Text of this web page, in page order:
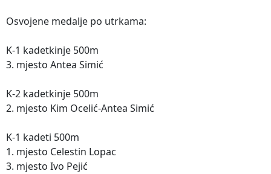
Osvojene medalje po utrkama:
K-1 kadetkinje 500m
3. mjesto Antea Simić
K-2 kadetkinje 500m
2. mjesto Kim Ocelić-Antea Simić
K-1 kadeti 500m
1. mjesto Celestin Lopac
3. mjesto Ivo Pejić